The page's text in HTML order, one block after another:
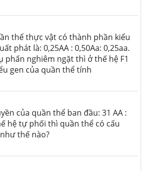
thể thực vật có thành phần kiểu
phát là: 0,25AA : 0,50Aa: 0,25aa.
phấn nghiêm ngặt thì ở thế hệ F1
gen của quần thể tính
của quần thể ban đầu: 31 AA :
hệ tự phối thì quần thể có cấu
thế nào?